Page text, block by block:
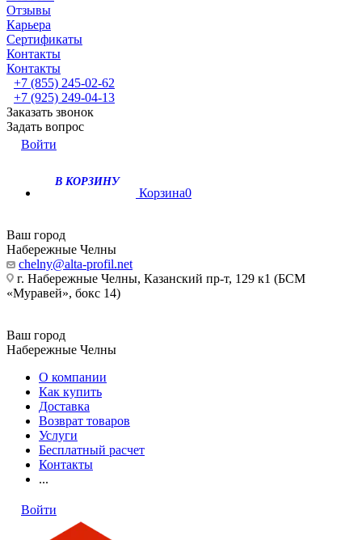
Отзывы
Карьера
Сертификаты
Контакты
Контакты
+7 (855) 245-02-62
+7 (925) 249-04-13
Заказать звонок
Задать вопрос
Войти
В КОРЗИНУ
Корзина0
Ваш город
Набережные Челны
chelny@alta-profil.net
г. Набережные Челны, Казанский пр-т, 129 к1 (БСМ
«Муравей», бокс 14)
Ваш город
Набережные Челны
О компании
Как купить
Доставка
Возврат товаров
Услуги
Бесплатный расчет
Контакты
...
Войти